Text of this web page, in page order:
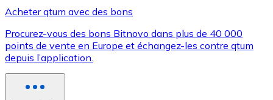
Acheter qtum avec des bons
Procurez-vous des bons Bitnovo dans plus de 40 000
points de vente en Europe et échangez-les contre qtum
depuis l’application.